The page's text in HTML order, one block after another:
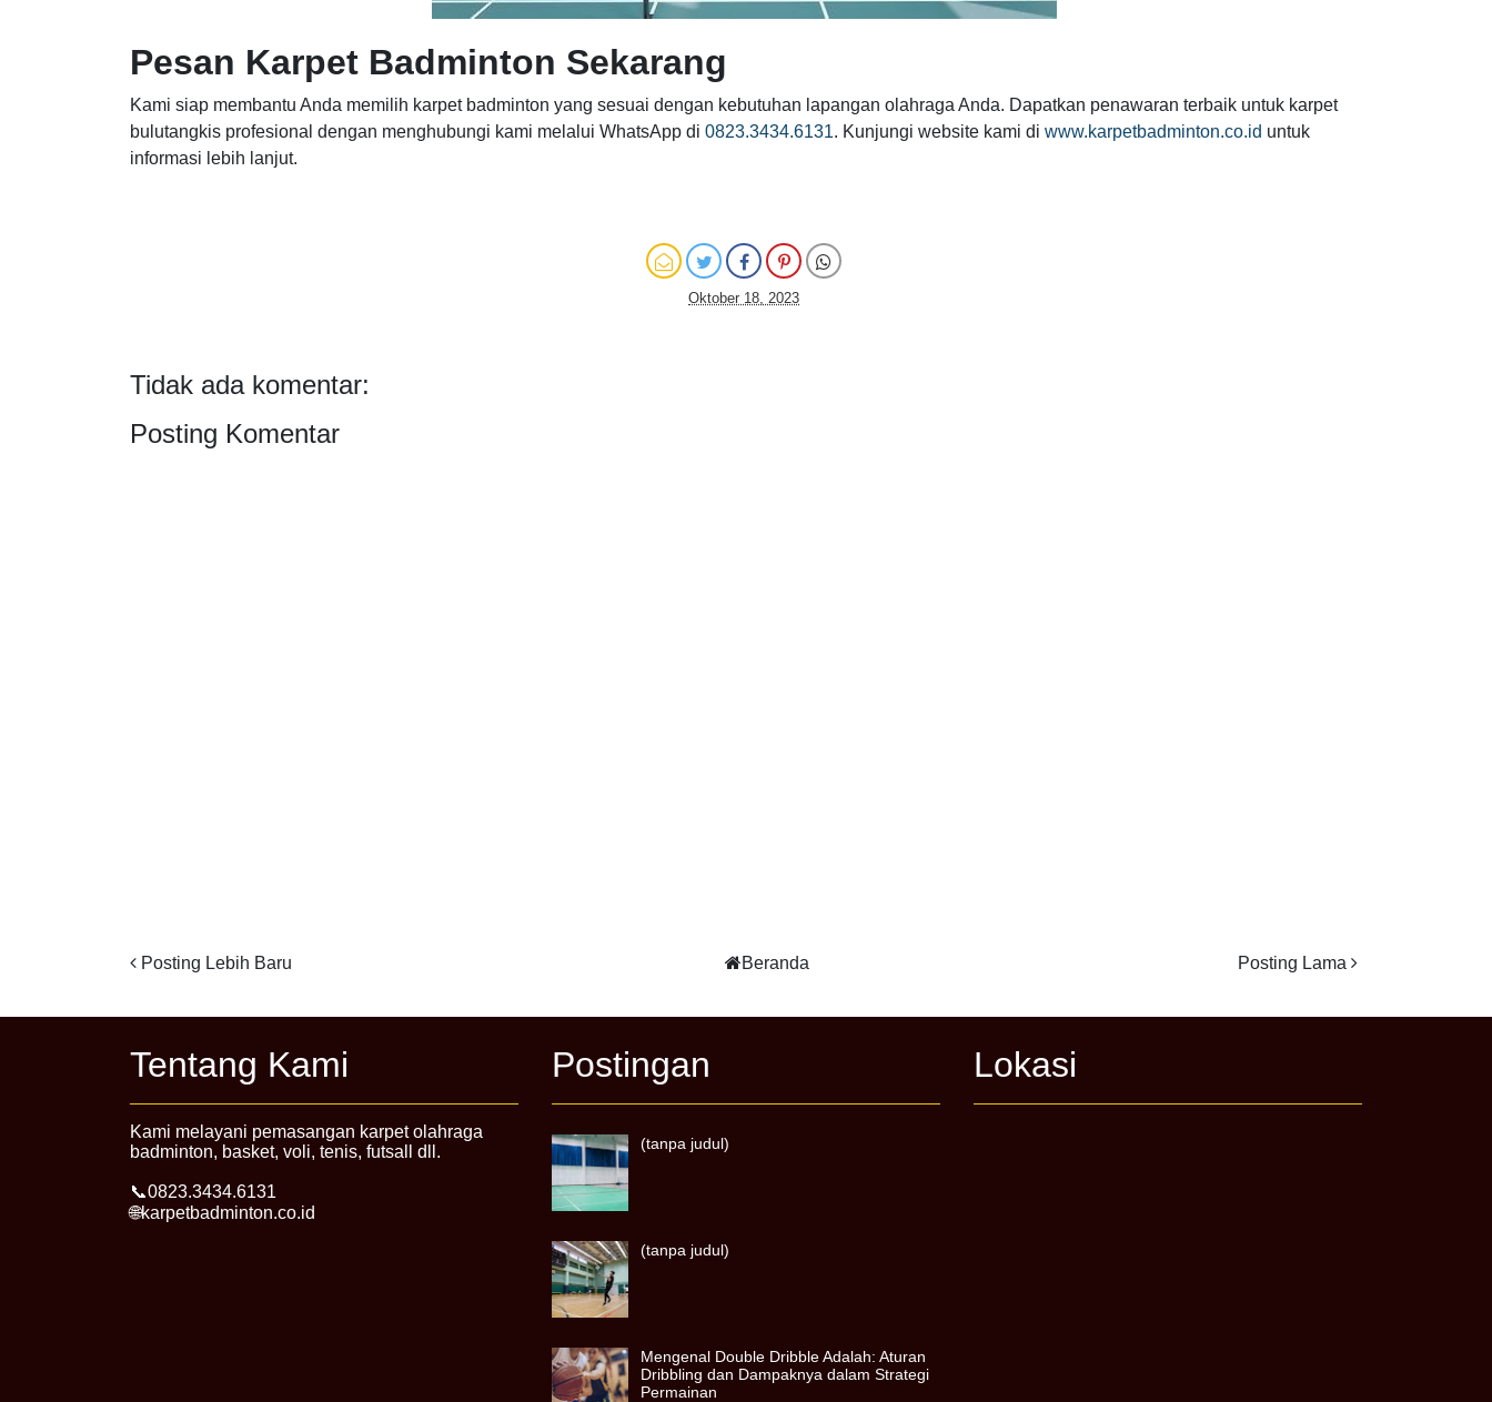
Pesan Karpet Badminton Sekarang
Kami siap membantu Anda memilih karpet badminton yang sesuai dengan kebutuhan lapangan olahraga Anda. Dapatkan penawaran terbaik untuk karpet
bulutangkis profesional dengan menghubungi kami melalui WhatsApp di 0823.3434.6131. Kunjungi website kami di www.karpetbadminton.co.id untuk
informasi lebih lanjut.
Oktober 18, 2023
Tidak ada komentar:
Posting Komentar
Posting Lebih Baru Posting Lama
Beranda
Tentang Kami
Kami melayani pemasangan karpet olahraga
badminton, basket, voli, tenis, futsall dll.
📞0823.3434.6131
🌐karpetbadminton.co.id
Postingan
(tanpa judul)
(tanpa judul)
Mengenal Double Dribble Adalah: Aturan
Dribbling dan Dampaknya dalam Strategi
Permainan
Lokasi